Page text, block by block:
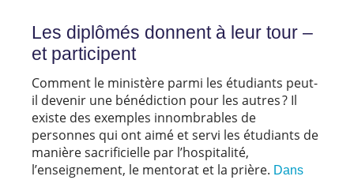
Les diplômés donnent à leur tour –
et participent
Comment le ministère parmi les étudiants peut-
il devenir une bénédiction pour les autres ? Il
existe des exemples innombrables de
personnes qui ont aimé et servi les étudiants de
manière sacrificielle par l’hospitalité,
l’enseignement, le mentorat et la prière. Dans